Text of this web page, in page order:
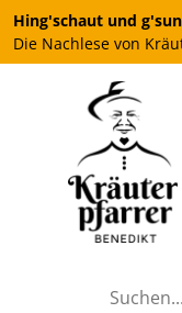
Hing'schaut und
Die Nachlese von